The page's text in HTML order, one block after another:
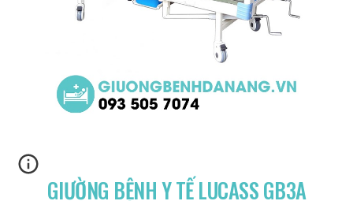
GIƯỜNG BỆNH Y TẾ LUCASS GB3A